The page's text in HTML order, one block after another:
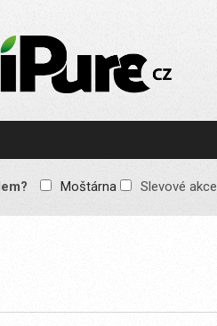
IPURE.CZ
Prémiový Apple e-
reklamy, žádné
obsah pro všechny
Moštárna Slevové akce